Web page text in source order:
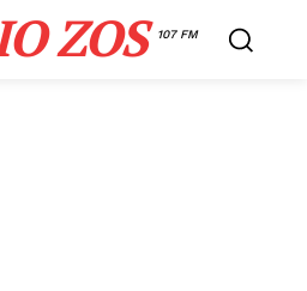
ZOS 107 FM